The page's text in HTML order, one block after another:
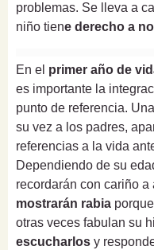
problemas. Se lleva a
niño tiene derecho a
En el primer año de
es importante la
punto de referencia.
su vez a los padres,
referencias a la vida
Dependiendo de su
recordarán con cariño
mostrarán rabia
otras veces fabulan su
escucharlos y